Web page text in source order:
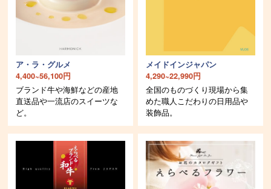
ア・ラ・グルメ
4,400~56,100円
ブランド牛や海鮮などの産地
直送品や一流店のスイーツな
ど。
メイドインジャパン
4,290~22,990円
全国のものづくり現場から集
めた職人こだわりの日用品や
装飾品。